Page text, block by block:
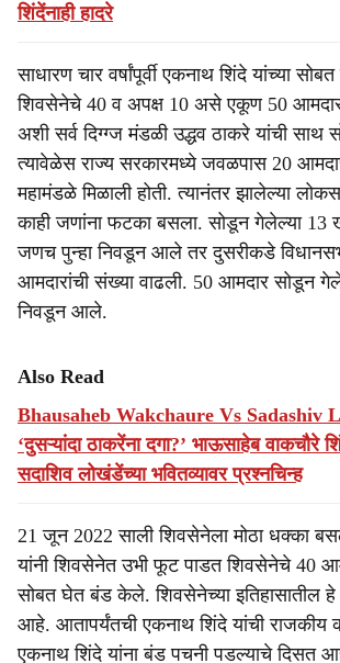
शिंदेंनाही हादरे
साधारण चार वर्षांपूर्वी एकनाथ शिंदे यांच्या
शिवसेनेचे 40 व अपक्ष 10 असे एकूण 50
अशी सर्व दिग्ग्ज मंडळी उद्धव ठाकरे यांची साथ
त्यावेळेस राज्य सरकारमध्ये जवळपास 20
महामंडळे मिळाली होती. त्यानंतर झालेल्या
काही जणांना फटका बसला. सोडून गेलेल्या 13
जणच पुन्हा निवडून आले तर दुसरीकडे
आमदारांची संख्या वाढली. 50 आमदार सोडून
निवडून आले.
Also Read
Bhausaheb Wakchaure Vs Sadashiv
‘दुसऱ्यांदा ठाकरेंना दगा?’ भाऊसाहेब
सदाशिव लोखंडेंच्या भवितव्यावर प्रश्नचिन्ह
21 जून 2022 साली शिवसेनेला मोठा धक्का
यांनी शिवसेनेत उभी फूट पाडत शिवसेनेचे 40
सोबत घेत बंड केले. शिवसेनेच्या इतिहासातील हे
आहे. आतापर्यंतची एकनाथ शिंदे यांची राजकीय
एकनाथ शिंदे यांना बंड पचनी पडल्याचे दिसत